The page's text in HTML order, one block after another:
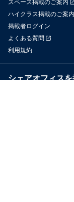
スペース掲載のご案内
ハイクラス掲載のご案内
掲載者ログイン
よくある質問
利用規約
シェアオフィス